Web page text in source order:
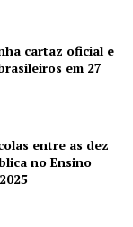
cartaz oficial e
em 27
entre as dez
no Ensino